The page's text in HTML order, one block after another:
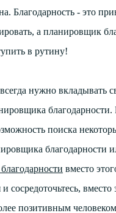
Благодарность - это
а планировщик
в рутину!
нужно вкладывать
благодарности.
поиска
благодарности
вместо
сосредоточьтесь, вместо
позитивным